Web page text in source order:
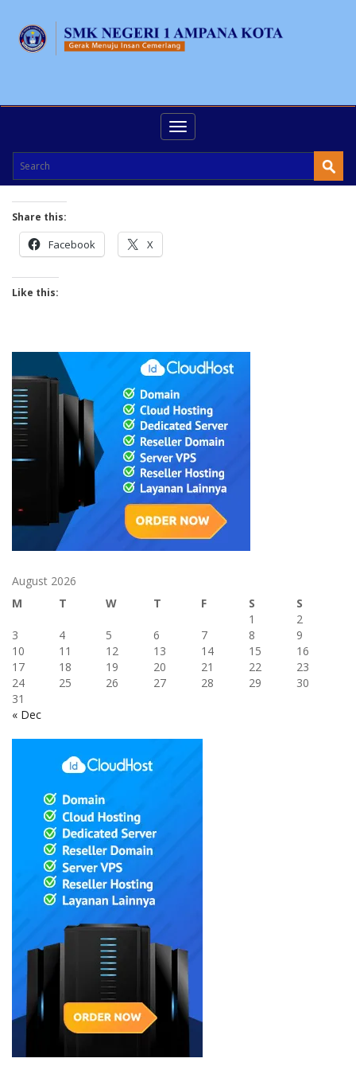
Toggle
navigation
Share this:
Facebook X
Like this:
August 2026
M
T W T F S
S
1
2
3
4 5 6 7 8
9
10
11 12 13 14 15
16
17
18 19 20 21 22
23
24
25 26 27 28 29
30
31
« Dec